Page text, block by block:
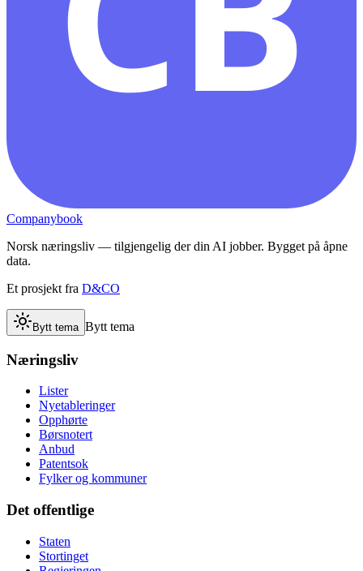
Companybook
Norsk næringsliv — tilgjengelig der din AI jobber. Bygget på åpne
data.
Et prosjekt fra D&CO
Bytt tema Bytt tema
Næringsliv
Lister
Nyetableringer
Opphørte
Børsnotert
Anbud
Patentsok
Fylker og kommuner
Det offentlige
Staten
Stortinget